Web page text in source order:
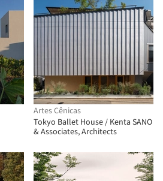
Artes Cênicas
Tokyo Ballet House / Kenta SANO
& Associates, Architects